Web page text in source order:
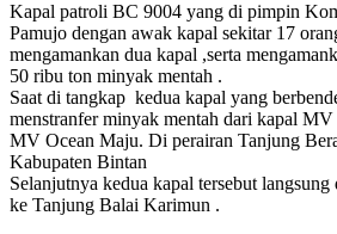
Kapal patroli BC 9004 yang di pimpin
Pamujo dengan awak kapal sekitar 17
mengamankan dua kapal ,serta
50 ribu ton minyak mentah .
Saat di tangkap kedua kapal yang
menstranfer minyak mentah dari kapal MV
MV Ocean Maju. Di perairan Tanjung
Kabupaten Bintan
Selanjutnya kedua kapal tersebut
ke Tanjung Balai Karimun .